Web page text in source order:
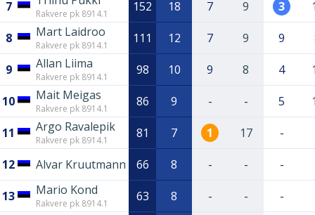
7 Rakvere pk 8914.1 152 18 7 9 3
8 Mart Laidroo
Rakvere pk 8914.1 111 12 7 9 9
9 Allan Liima
Rakvere pk 8914.1 98 10 9 8 4
10 Mait Meigas
Rakvere pk 8914.1 86 9 - - 5
11 Argo Ravalepik
Rakvere pk 8914.1 81 7 1 17 -
12 Alvar Kruutmann 66 8 - - -
13 Mario Kond
Rakvere pk 8914.1 63 8 - - -